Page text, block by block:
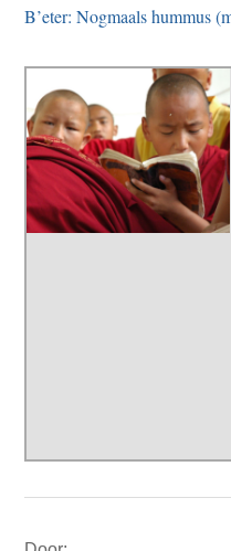
B’eter: Nogmaals hummus